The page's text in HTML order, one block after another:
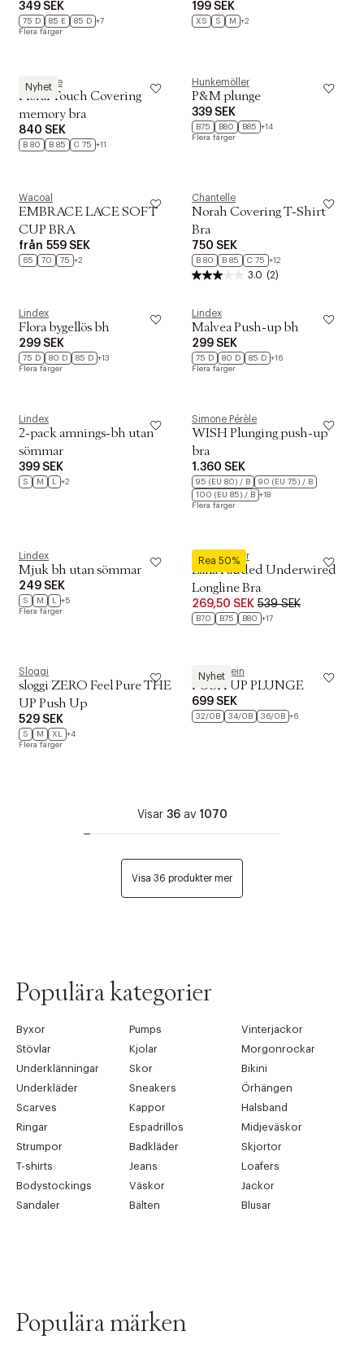
349 SEK
75 D 85 E 85 D +7
Flera färger
199 SEK
XS S M +2
Nyhet
Chantelle
Floral Touch Covering
memory bra
840 SEK
B 80 B 85 C 75 +11
Hunkemöller
P&M plunge
339 SEK
B75 B80 B85 +14
Flera färger
Wacoal
EMBRACE LACE SOFT
CUP BRA
från 559 SEK
65 70 75 +2
Chantelle
Norah Covering T-Shirt
Bra
750 SEK
B 80 B 85 C 75 +12
3.0 (2)
Lindex
Flora bygellös bh
299 SEK
75 D 80 D 85 D +13
Flera färger
Lindex
Malvea Push-up bh
299 SEK
75 D 80 D 85 D +16
Flera färger
Lindex
2-pack amnings-bh utan
sömmar
399 SEK
S M L +2
Simone Pérèle
WISH Plunging push-up
bra
1.360 SEK
95 (EU 80) / B
90 (EU 75) / B
100 (EU 85) / B +18
Flera färger
Lindex
Mjuk bh utan sömmar
249 SEK
S M L +5
Flera färger
Rea 50%
Hunkemöller
Laila Padded Underwired
Longline Bra
269,50 SEK 539 SEK
B70 B75 B80 +17
Sloggi
sloggi ZERO Feel Pure THE
UP Push Up
529 SEK
S M XL +4
Flera färger
Nyhet
Calvin Klein
PUSH UP PLUNGE
699 SEK
32/0B 34/0B 36/0B +6
Visar 36av 1070
Visa 36 produkter mer
Populära kategorier
Byxor Pumps
Vinterjackor
Stövlar
Kjolar
Morgonrockar
Underklänningar
Skor
Bikini
Underkläder
Sneakers
Örhängen
Scarves
Kappor
Halsband
Ringar
Espadrillos
Midjeväskor
Strumpor
Badkläder
Skjortor
T-shirts
Jeans
Loafers
Bodystockings
Väskor
Jackor
Sandaler
Bälten Blusar
Populära märken